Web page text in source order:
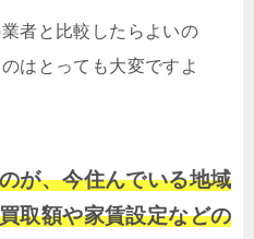
者と比較したらよいの
はとっても大変ですよ
が、今住んでいる地域
取額や家賃設定などの